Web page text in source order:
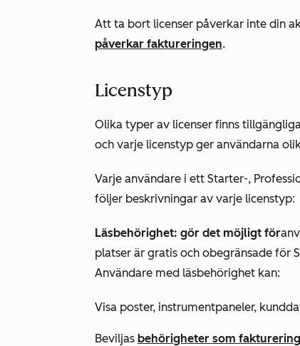
Att ta bort licenser påverkar inte din
påverkar faktureringen.
Licenstyp
Olika typer av licenser finns
och varje licenstyp ger användarna
Varje användare i ett Starter-,
följer beskrivningar av varje licenstyp:
Läsbehörighet: gör det möjligt för
platser är gratis och obegränsade för
Användare med läsbehörighet kan:
Visa poster, instrumentpaneler,
Beviljas behörigheter som